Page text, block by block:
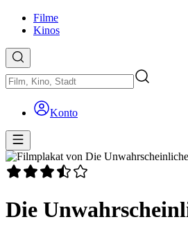
Filme
Kinos
Konto
Die